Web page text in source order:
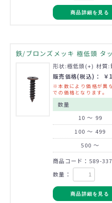
商品詳細を見る
鉄/ブロンズメッキ 極低頭 タ
形状:極低頭(+) 材質:
販売価格(税込)： ￥
※本数により価格が異
での価格となります。
数量
10 ～ 99
100 ～ 499
500 ～
商品コード：589-337
数量：
商品詳細を見る